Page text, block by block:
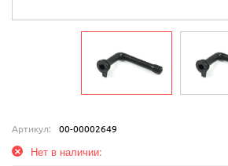
Артикул: 00-00002649
Нет в наличии: